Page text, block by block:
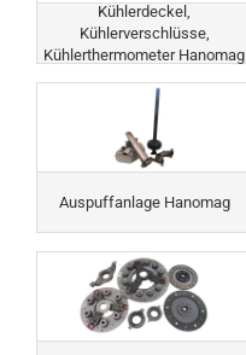
Kühlerdeckel,
Kühlerverschlüsse,
Kühlerthermometer Hanomag
Auspuffanlage Hanomag